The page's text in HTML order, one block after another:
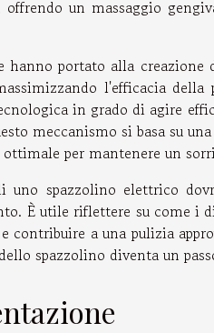
un massaggio
portato alla creazione
l'efficacia
in grado di agire
meccanismo si basa su
per mantenere un
spazzolino elettrico
È utile riflettere su come
contribuire a una pulizia
spazzolino diventa un